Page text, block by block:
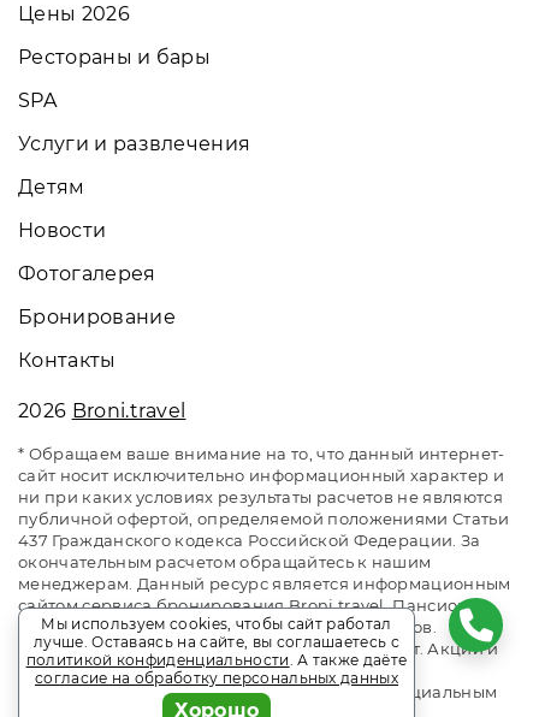
Цены 2026
Рестораны и бары
SPA
Услуги и развлечения
Детям
Новости
Фотогалерея
Бронирование
Контакты
2026 Broni.travel
* Обращаем ваше внимание на то, что данный интернет-
сайт носит исключительно информационный характер и
ни при каких условиях результаты расчетов не являются
публичной офертой, определяемой положениями Статьи
437 Гражданского кодекса Российской Федерации. За
окончательным расчетом обращайтесь к нашим
менеджерам. Данный ресурс является информационным
сайтом сервиса бронирования Broni.travel. Пансионат
«Ривьера». Сайт онлайн бронирования номеров.
Актуальные цены, прайс-листы и наличие мест. Акции и
спецпредложения. Выгодное бронирование.
Индивидуальный менеджер. Не является официальным
Мы используем cookies, чтобы сайт работал
лучше. Оставаясь на сайте, вы соглашаетесь с
политикой конфиденциальности. А также даёте
согласие на обработку персональных данных
Хорошо